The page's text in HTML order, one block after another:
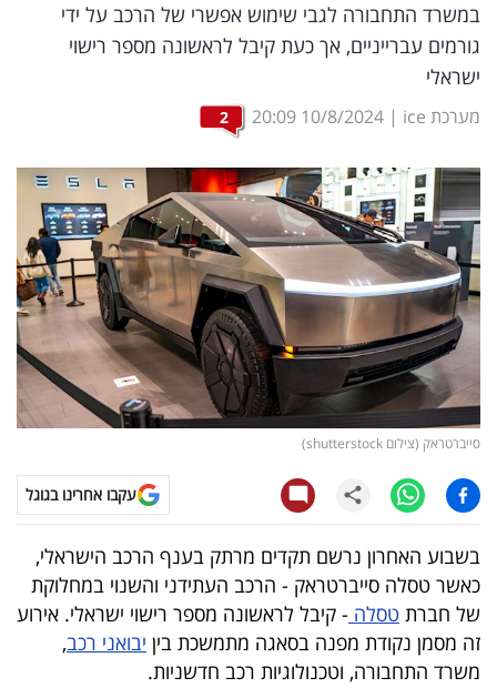
משפט
מדדים
ומחקרים
דעות
רכילות
עסקית
קריפטו
ויראלי
טלוויזיה
עסקי
ספורט
קריירה
ולימודים
מינויים
רייטינג
במשרד התחבורה לגבי שימוש אפשרי של הרכב על ידי
גורמים עברייניים, אך כעת קיבל לראשונה מספר רישוי
ישראלי
מערכת ice |
10/8/2024
20:09
2
סייברטראק (צילום shutterstock)
עקבו אחרינו בגוגל
בשבוע האחרון נרשם תקדים מרתק בענף הרכב הישראלי,
כאשר טסלה סייברטראק - הרכב העתידני והשנוי במחלוקת
של חברת טסלה - קיבל לראשונה מספר רישוי ישראלי. אירוע
זה מסמן נקודת מפנה בסאגה מתמשכת בין יבואני רכב,
משרד התחבורה, וטכנולוגיות רכב חדשניות.